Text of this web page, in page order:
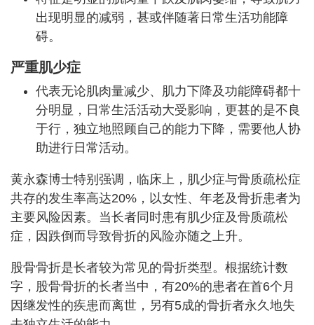
出现明显的减弱，甚或伴随著日常生活功能障
碍。
严重肌少症
代表无论肌肉量减少、肌力下降及功能障碍都十
分明显，日常生活活动大受影响，更甚的是不良
于行，独立地照顾自己的能力下降，需要他人协
助进行日常活动。
黄永森博士特别强调，临床上，肌少症与骨质疏松症
共存的发生率高达20%，以女性、年老及骨折患者为
主要风险因素。当长者同时患有肌少症及骨质疏松
症，因跌倒而导致骨折的风险亦随之上升。
股骨骨折是长者较为常见的骨折类型。根据统计数
字，股骨骨折的长者当中，有20%的患者在首6个月
因继发性的疾患而离世，另有5成的骨折者永久地失